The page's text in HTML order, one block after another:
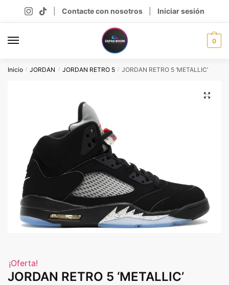
Contacte con nosotros Iniciar sesión
0
Inicio / JORDAN / JORDAN RETRO 5 / JORDAN RETRO 5 ‘METALLIC’
🔍
¡Oferta!
JORDAN RETRO 5 ‘METALLIC’